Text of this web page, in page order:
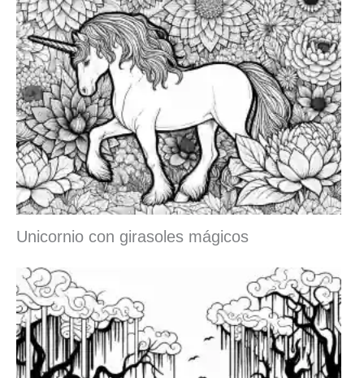
Unicornio con girasoles mágicos